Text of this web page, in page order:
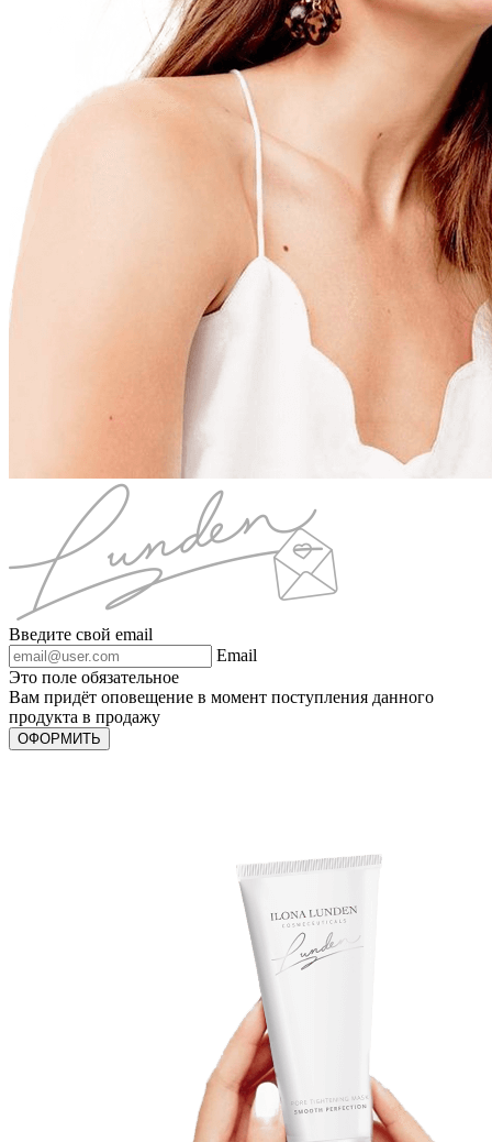
Введите свой email
Email
Это поле обязательное
Вам придёт оповещение в момент поступления данного
продукта в продажу
ОФОРМИТЬ